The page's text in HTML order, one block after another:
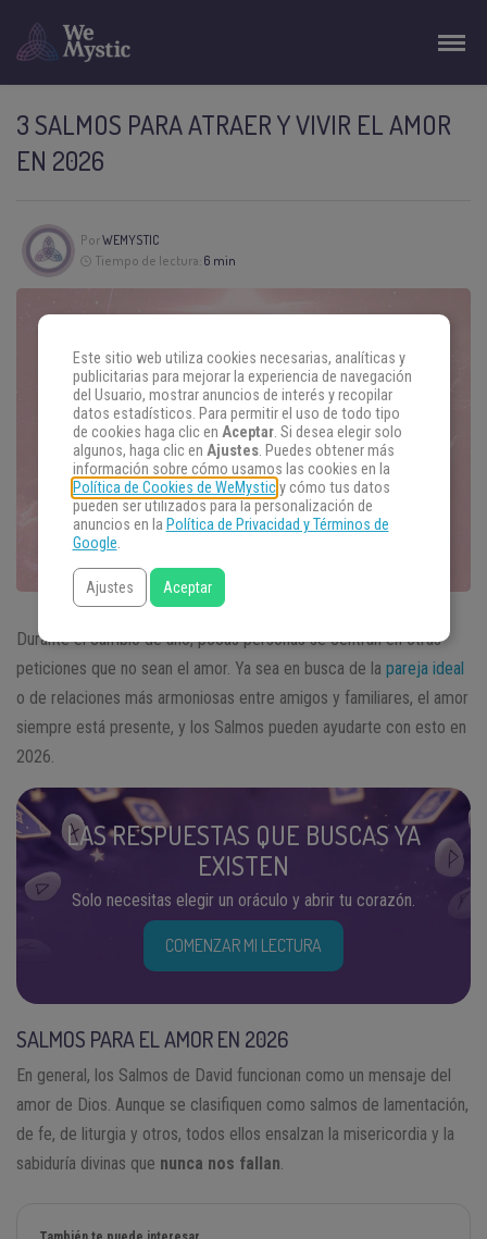
3 SALMOS PARA ATRAER Y VIVIR EL AMOR
EN 2026
PorWEMYSTIC
Tiempo de lectura: 6 min
Durante el cambio de año, pocas personas se centran en otras
peticiones que no sean el amor. Ya sea en busca de la pareja ideal
o de relaciones más armoniosas entre amigos y familiares, el amor
siempre está presente, y los Salmos pueden ayudarte con esto en
2026.
LAS RESPUESTAS QUE BUSCAS YA
EXISTEN
Solo necesitas elegir un oráculo y abrir tu corazón.
COMENZAR MI LECTURA
SALMOS PARA EL AMOR EN 2026
En general, los Salmos de David funcionan como un mensaje del
amor de Dios. Aunque se clasifiquen como salmos de lamentación,
de fe, de liturgia y otros, todos ellos ensalzan la misericordia y la
sabiduría divinas que nunca nos fallan
Este sitio web utiliza cookies necesarias, analíticas y
publicitarias para mejorar la experiencia de navegación
del Usuario, mostrar anuncios de interés y recopilar
datos estadísticos. Para permitir el uso de todo tipo
de cookies haga clic en Aceptar. Si desea elegir solo
algunos, haga clic en Ajustes. Puedes obtener más
información sobre cómo usamos las cookies en la
Política de Cookies de WeMysticy cómo tus datos
pueden ser utilizados para la personalización de
anuncios en la Política de Privacidad y Términos de
Google.
Ajustes Aceptar